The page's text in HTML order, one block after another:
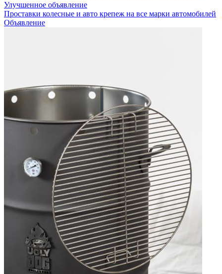
Улучшенное объявление
Проставки колесные и авто крепеж на все марки автомобилей
Объявление